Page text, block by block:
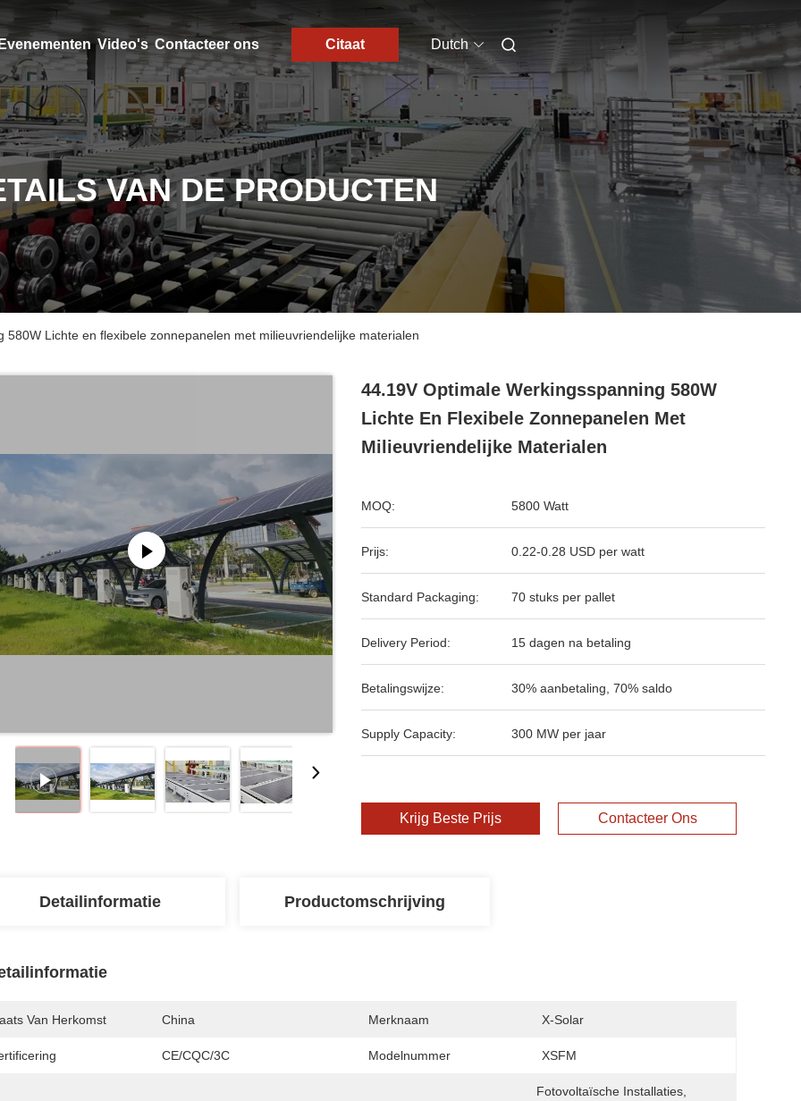
Video's Contacteer ons Citaat Dutch
VAN DE PRODUCTEN
580W Lichte en flexibele zonnepanelen met milieuvriendelijke materialen
44.19V Optimale Werkingsspanning 580W
Lichte En Flexibele Zonnepanelen Met
Milieuvriendelijke Materialen
MOQ: 5800 Watt
Prijs: 0.22-0.28 USD per watt
Standard Packaging: 70 stuks per pallet
Delivery Period: 15 dagen na betaling
Betalingswijze: 30% aanbetaling, 70% saldo
Supply Capacity: 300 MW per jaar
Krijg Beste Prijs Contacteer Ons
Detailinformatie Productomschrijving
Van Herkomst China Merknaam X-Solar
CE/CQC/3C Modelnummer XSFM
Fotovoltaïsche Installaties,